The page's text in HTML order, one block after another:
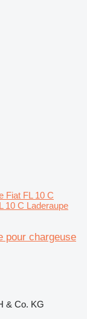
Fiat FL 10 C
10 C Laderaupe
pour chargeuse
& Co. KG